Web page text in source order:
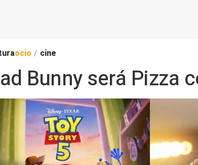
ocio / cine
Bunny será Pizza